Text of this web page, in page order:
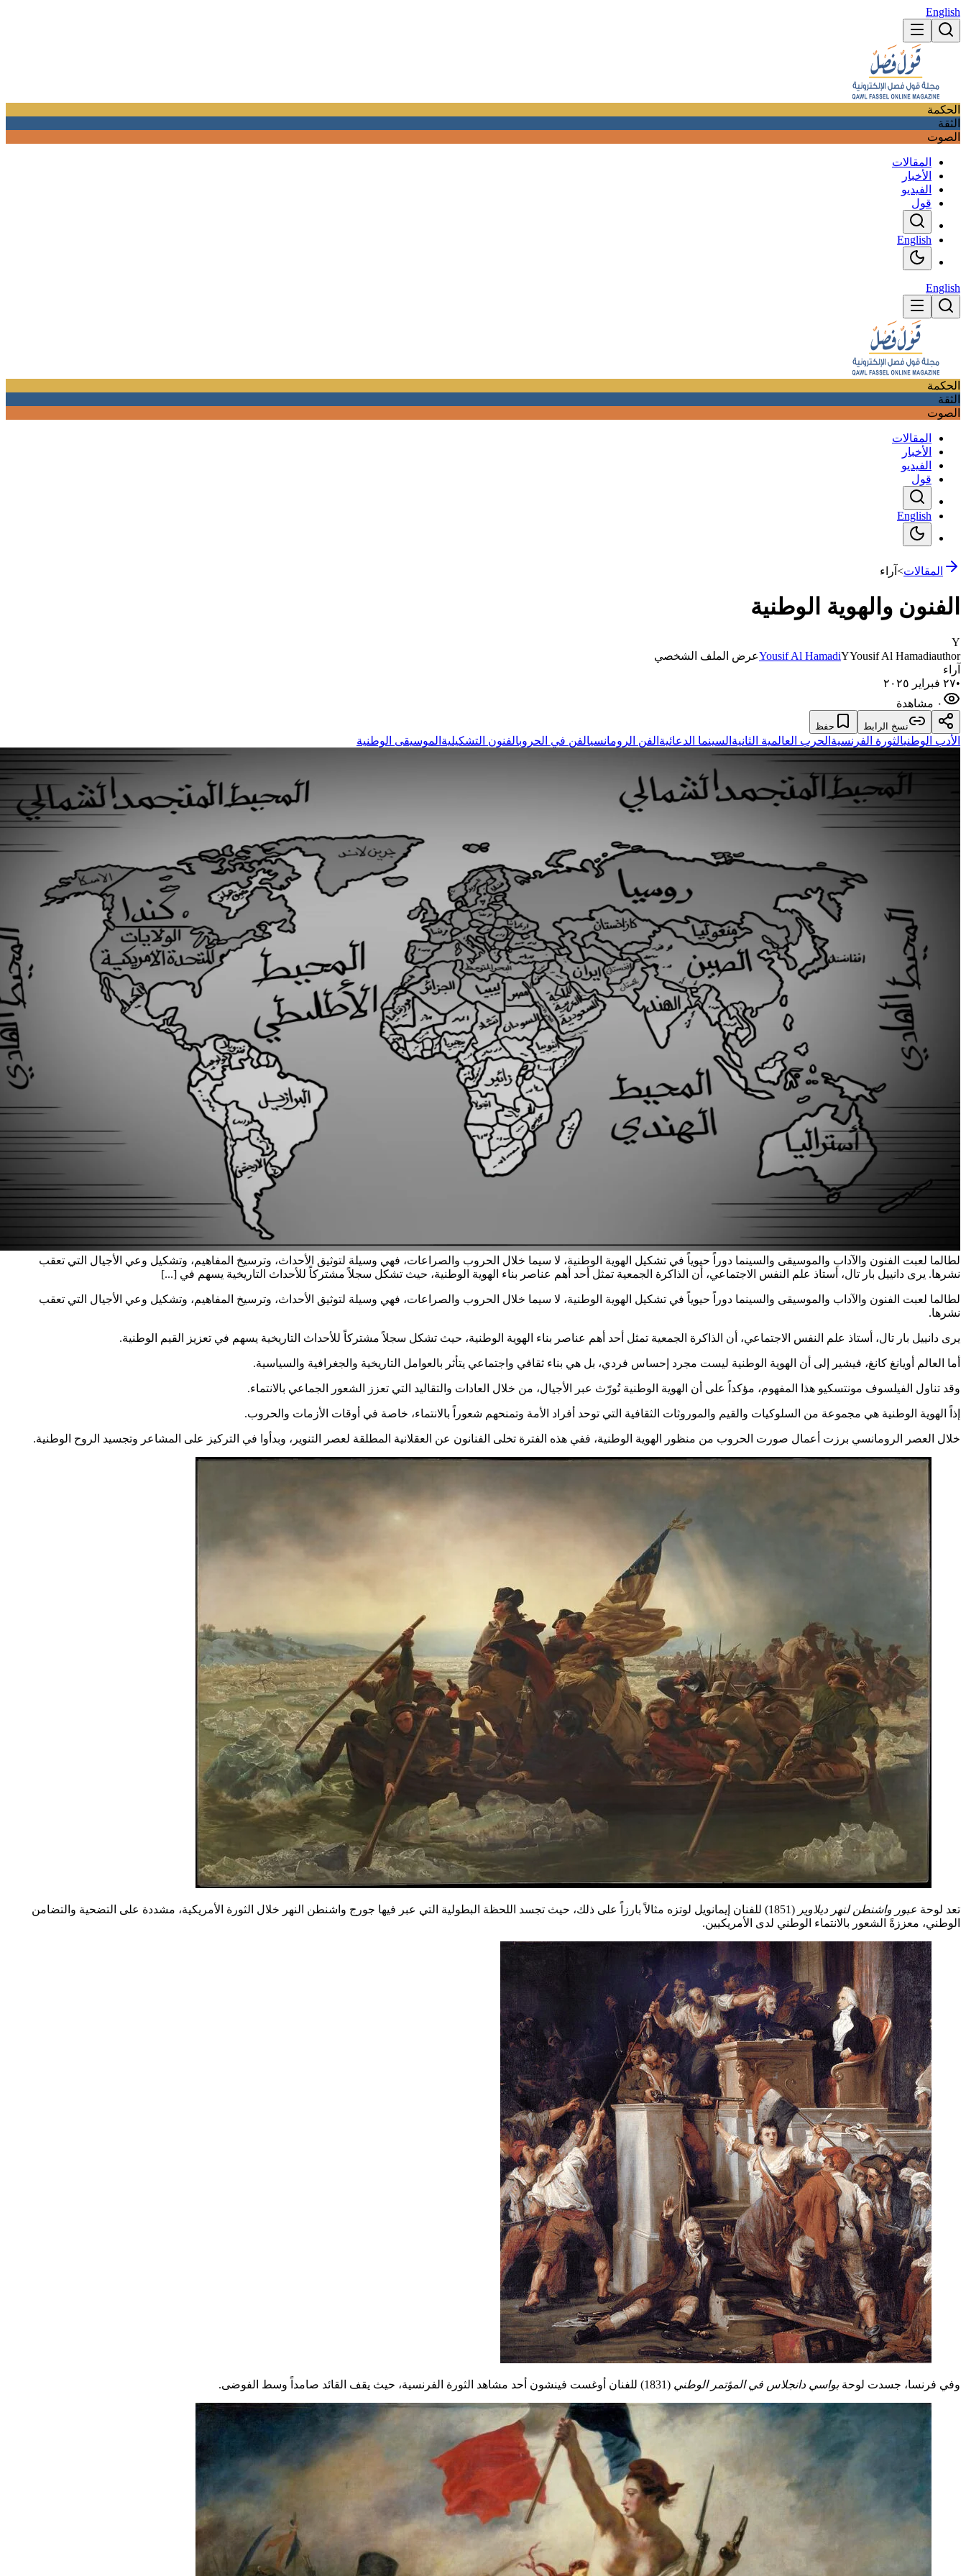
English
الحكمة
الثقة
الصوت
المقالات
الأخبار
الفيديو
قول
English
English
الحكمة
الثقة
الصوت
المقالات
الأخبار
الفيديو
قول
English
المقالات> آراء
الفنون والهوية الوطنية
Y
Yousif Al HamadiYYousif Al Hamadiauthor
عرض الملف الشخصي
آراء
•٢٧ فبراير ٢٠٢٥
٠ مشاهدة
نسخ الرابط حفظ
الأدب الوطنيالثورة الفرنسية الحرب العالمية الثانية السينما الدعائية الفن الرومانسيالفن في الحروبالفنون التشكيلية الموسيقى الوطنية
لطالما لعبت الفنون والآداب والموسيقى والسينما دوراً حيوياً في تشكيل الهوية الوطنية، لا سيما خلال الحروب والصراعات، فهي وسيلة لتوثيق الأحداث، وترسيخ المفاهيم، وتشكيل وعي الأجيال التي تعقب
نشرها. يرى دانييل بار تال، أستاذ علم النفس الاجتماعي، أن الذاكرة الجمعية تمثل أحد أهم عناصر بناء الهوية الوطنية، حيث تشكل سجلاً مشتركاً للأحداث التاريخية يسهم في [...]
لطالما لعبت الفنون والآداب والموسيقى والسينما دوراً حيوياً في تشكيل الهوية الوطنية، لا سيما خلال الحروب والصراعات، فهي وسيلة لتوثيق الأحداث، وترسيخ المفاهيم، وتشكيل وعي الأجيال التي تعقب
نشرها.
يرى دانييل بار تال، أستاذ علم النفس الاجتماعي، أن الذاكرة الجمعية تمثل أحد أهم عناصر بناء الهوية الوطنية، حيث تشكل سجلاً مشتركاً للأحداث التاريخية يسهم في تعزيز القيم الوطنية.
أما العالم أويانغ كانغ، فيشير إلى أن الهوية الوطنية ليست مجرد إحساس فردي، بل هي بناء ثقافي واجتماعي يتأثر بالعوامل التاريخية والجغرافية والسياسية.
وقد تناول الفيلسوف مونتسكيو هذا المفهوم، مؤكداً على أن الهوية الوطنية تُورّث عبر الأجيال، من خلال العادات والتقاليد التي تعزز الشعور الجماعي بالانتماء.
إذاً الهوية الوطنية هي مجموعة من السلوكيات والقيم والموروثات الثقافية التي توحد أفراد الأمة وتمنحهم شعوراً بالانتماء، خاصة في أوقات الأزمات والحروب.
خلال العصر الرومانسي برزت أعمال صورت الحروب من منظور الهوية الوطنية، ففي هذه الفترة تخلى الفنانون عن العقلانية المطلقة لعصر التنوير، وبدأوا في التركيز على المشاعر وتجسيد الروح الوطنية.
تعد لوحة عبور واشنطن لنهر ديلاوير
(1851) للفنان إيمانويل لوتزه مثالاً بارزاً على ذلك، حيث تجسد اللحظة البطولية التي عبر فيها جورج واشنطن النهر خلال الثورة الأمريكية، مشددة على التضحية والتضامن
الوطني، معززةً الشعور بالانتماء الوطني لدى الأمريكيين.
وفي فرنسا، جسدت لوحةبواسي دانجلاس في المؤتمر الوطني (1831) للفنان أوغست فينشون أحد مشاهد الثورة الفرنسية، حيث يقف القائد صامداً وسط الفوضى.